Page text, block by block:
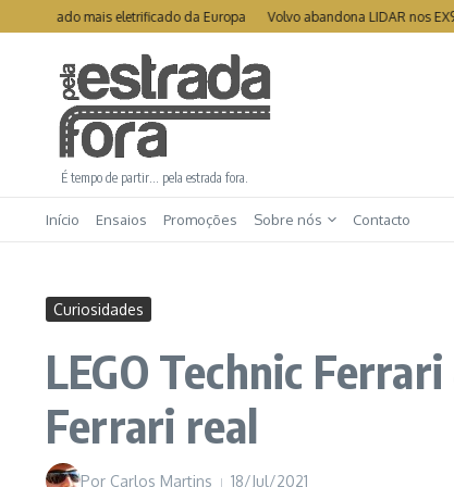
Ir para o conteúdo
mais eletrificado da Europa Volvo abandona LIDAR nos EX90 e
É tempo de partir… pela estrada fora.
Início Ensaios Promoções Sobre nós Contacto
Curiosidades
LEGO Technic
Ferrari real
Por Carlos Martins 18/Jul/2021